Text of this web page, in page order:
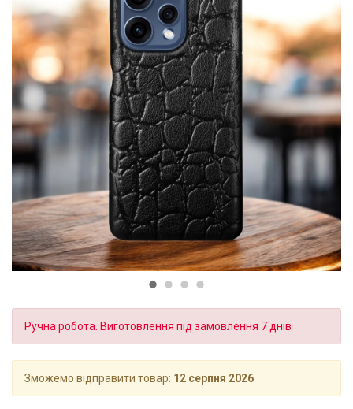
Ручна робота. Виготовлення під замовлення 7 днів
Зможемо відправити товар: 12 серпня 2026